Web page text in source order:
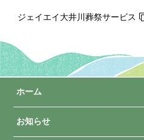
ジェイエイ大井川葬祭サービス
ホーム
お知らせ